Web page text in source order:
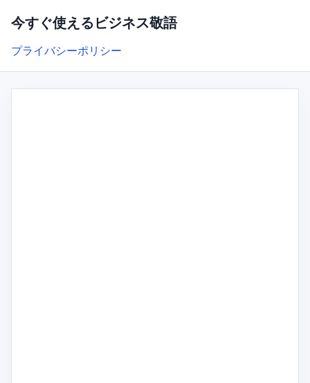
今すぐ使えるビジネス敬語
プライバシーポリシー